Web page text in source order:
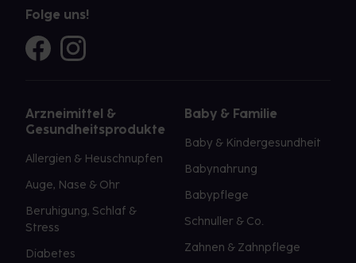
Folge uns!
Arzneimittel &
Gesundheitsprodukte
Allergien & Heuschnupfen
Auge, Nase & Ohr
Beruhigung, Schlaf &
Stress
Diabetes
Baby & Familie
Baby & Kindergesundheit
Babynahrung
Babypflege
Schnuller & Co.
Zahnen & Zahnpflege